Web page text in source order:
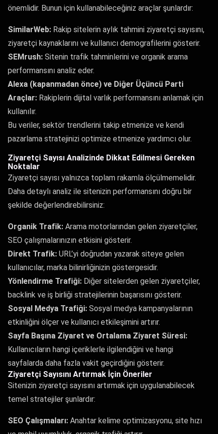
önemlidir. Bunun için kullanabileceğiniz araçlar şunlardır:
SimilarWeb: Rakip sitelerin aylık tahmini ziyaretçi sayısını,
ziyaretçi kaynaklarını ve kullanıcı demografilerini gösterir.
SEMrush: Sitenin trafik tahminlerini ve organik arama
performansını analiz eder.
Alexa (kapanmadan önce) ve Diğer Üçüncü Parti
Araçlar: Rakiplerin dijital varlık performansını anlamak için
kullanılır.
Bu veriler, sektör trendlerini takip etmenize ve kendi
pazarlama stratejinizi optimize etmenize yardımcı olur.
Ziyaretçi Sayısı Analizinde Dikkat Edilmesi Gereken
Noktalar
Ziyaretçi sayısı yalnızca toplam rakamla ölçülmemelidir.
Daha detaylı analiz ile sitenizin performansını doğru bir
şekilde değerlendirebilirsiniz:
Organik Trafik: Arama motorlarından gelen ziyaretçiler,
SEO çalışmalarınızın etkisini gösterir.
Direkt Trafik: URL’yi doğrudan yazarak siteye gelen
kullanıcılar, marka bilinirliğinizin göstergesidir.
Yönlendirme Trafiği: Diğer sitelerden gelen ziyaretçiler,
backlink ve iş birliği stratejilerinin başarısını gösterir.
Sosyal Medya Trafiği: Sosyal medya kampanyalarının
etkinliğini ölçer ve kullanıcı etkileşimini artırır.
Sayfa Başına Ziyaret ve Ortalama Ziyaret Süresi:
Kullanıcıların hangi içeriklerle ilgilendiğini ve hangi
sayfalarda daha fazla vakit geçirdiğini gösterir.
Ziyaretçi Sayısını Artırmak İçin Öneriler
Sitenizin ziyaretçi sayısını artırmak için uygulanabilecek
temel stratejiler şunlardır:
SEO Çalışmaları: Anahtar kelime optimizasyonu, site hızı